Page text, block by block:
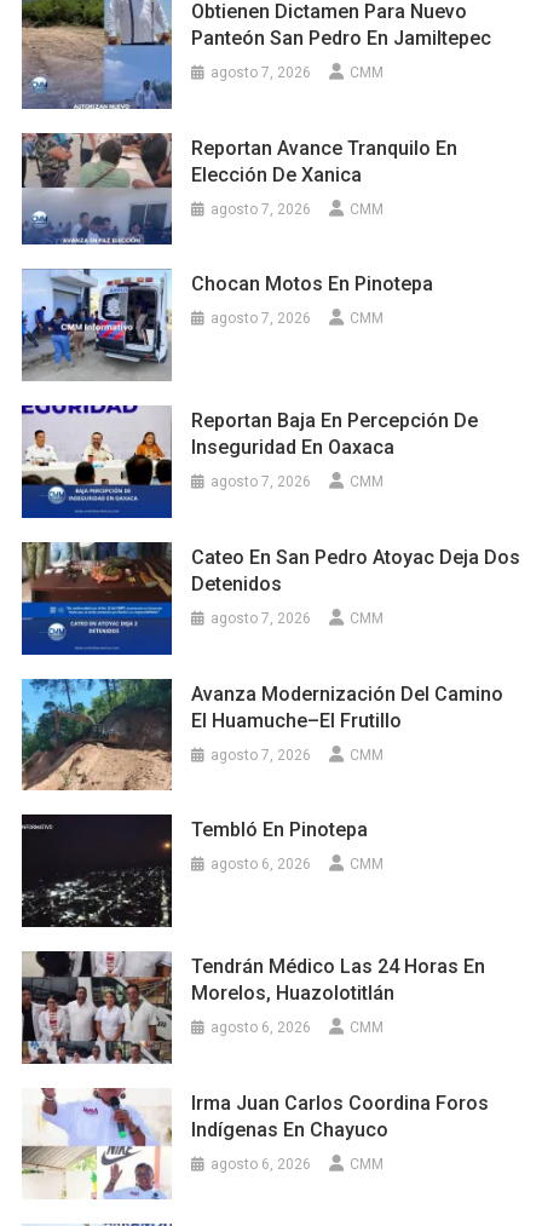
Obtienen Dictamen Para Nuevo
Panteón San Pedro En Jamiltepec
agosto 7, 2026 CMM
Reportan Avance Tranquilo En
Elección De Xanica
agosto 7, 2026 CMM
Chocan Motos En Pinotepa
agosto 7, 2026 CMM
Reportan Baja En Percepción De
Inseguridad En Oaxaca
agosto 7, 2026 CMM
Cateo En San Pedro Atoyac Deja Dos
Detenidos
agosto 7, 2026 CMM
Avanza Modernización Del Camino
El Huamuche–El Frutillo
agosto 7, 2026 CMM
Tembló En Pinotepa
agosto 6, 2026 CMM
Tendrán Médico Las 24 Horas En
Morelos, Huazolotitlán
agosto 6, 2026 CMM
Irma Juan Carlos Coordina Foros
Indígenas En Chayuco
agosto 6, 2026 CMM